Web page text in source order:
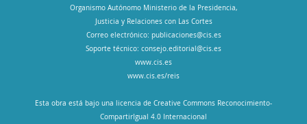
Organismo Autónomo Ministerio de la Presidencia,
Justicia y Relaciones con Las Cortes
Correo electrónico: publicaciones@cis.es
Soporte técnico: consejo.editorial@cis.es
www.cis.es
www.cis.es/reis
Esta obra está bajo una licencia de Creative Commons Reconocimiento-
CompartirIgual 4.0 Internacional